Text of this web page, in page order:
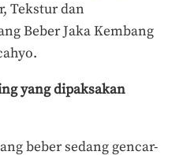
Tekstur dan
Beber Jaka Kembang
yang dipaksakan
beber sedang gencar-